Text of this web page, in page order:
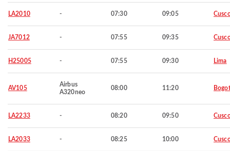
LA2010 - 07:30 09:05
JA7012 - 07:55 09:35
H25005 - 07:55 09:30 Lima
AV105
Airbus
A320neo
08:00 11:20
LA2233 - 08:20 09:50
LA2033 - 08:25 10:00